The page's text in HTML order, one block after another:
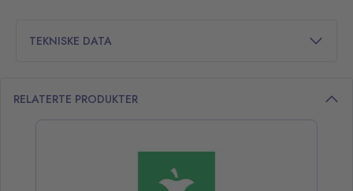
TEKNISKE DATA
RELATERTE PRODUKTER